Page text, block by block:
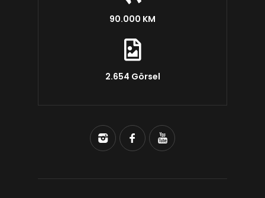
90.000 KM
2.654 Görsel